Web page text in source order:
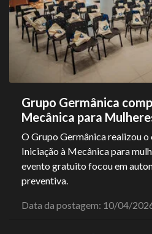
Grupo Germânica
Mecânica para
O Grupo Germânica realizou o
Iniciação à Mecânica para
evento gratuito focou em
preventiva.
Data da postagem: 10/04/